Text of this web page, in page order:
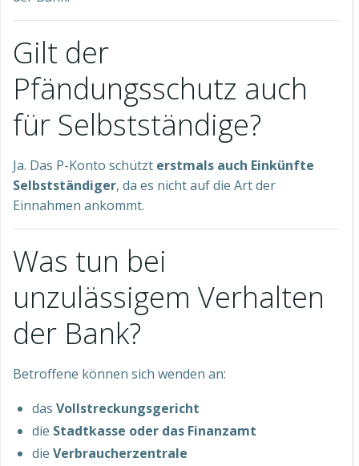
Gilt der
Pfändungsschutz auch
für Selbstständige?
Ja. Das P-Konto schützt erstmals auch Einkünfte
Selbstständiger, da es nicht auf die Art der
Einnahmen ankommt.
Was tun bei
unzulässigem Verhalten
der Bank?
Betroffene können sich wenden an:
das Vollstreckungsgericht
die Stadtkasse oder das Finanzamt
die Verbraucherzentrale